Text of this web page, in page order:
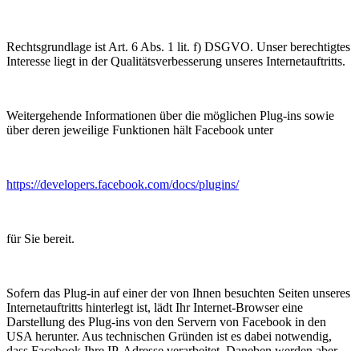
Rechtsgrundlage ist Art. 6 Abs. 1 lit. f) DSGVO. Unser berechtigtes
Interesse liegt in der Qualitätsverbesserung unseres Internetauftritts.
Weitergehende Informationen über die möglichen Plug-ins sowie
über deren jeweilige Funktionen hält Facebook unter
https://developers.facebook.com/docs/plugins/
für Sie bereit.
Sofern das Plug-in auf einer der von Ihnen besuchten Seiten unseres
Internetauftritts hinterlegt ist, lädt Ihr Internet-Browser eine
Darstellung des Plug-ins von den Servern von Facebook in den
USA herunter. Aus technischen Gründen ist es dabei notwendig,